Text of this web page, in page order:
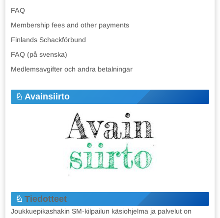
FAQ
Membership fees and other payments
Finlands Schackförbund
FAQ (på svenska)
Medlemsavgifter och andra betalningar
Avainsiirto
Tiedotteet
Joukkuepikashakin SM-kilpailun käsiohjelma ja palvelut on